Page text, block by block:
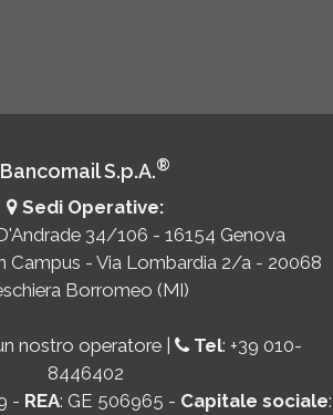
Bancomail S.p.A.®
Sedi Operative:
34/106 - 16154 Genova
Campus - Via Lombardia 2/a - 20068
Borromeo (MI)
nostro operatore | Tel: +39 010-
8446402
- REA: GE 506965 - Capitale sociale: